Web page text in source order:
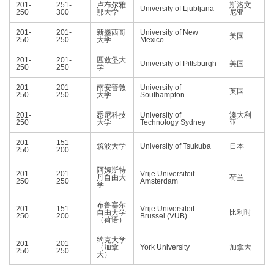
201-
250
251-
300
卢布尔雅
那大学
University of Ljubljana
斯洛文
尼亚
201-
250
201-
250
新墨西哥
大学
University of New
Mexico
美国
201-
250
201-
250
匹兹堡大
学
University of Pittsburgh 美国
201-
250
201-
250
南安普敦
大学
University of
Southampton
英国
201-
250
悉尼科技
大学
University of
Technology Sydney
澳大利
亚
201-
250
151-
200
筑波大学 University of Tsukuba 日本
201-
250
201-
250
阿姆斯特
丹自由大
学
Vrije Universiteit
Amsterdam
荷兰
201-
250
151-
200
布鲁塞尔
自由大学
（荷语）
Vrije Universiteit
Brussel (VUB)
比利时
201-
250
201-
250
约克大学
（加拿
大）
York University 加拿大